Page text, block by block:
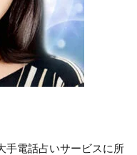
手電話占いサービスに所